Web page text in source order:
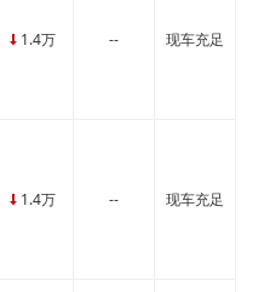
1.4万 -- 现车充足
1.4万 -- 现车充足